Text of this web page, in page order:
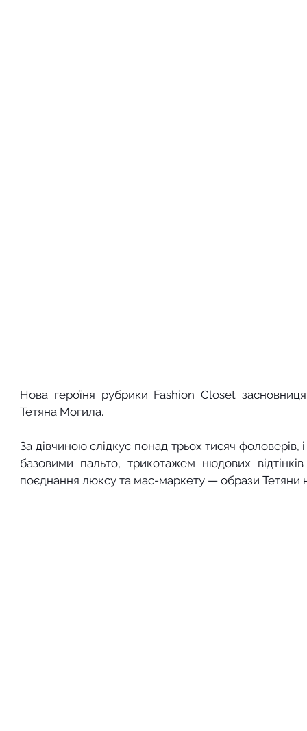
Нова героїня рубрики Fashion Closet
Тетяна Могила.
За дівчиною слідкує понад трьох тисяч
базовими пальто, трикотажем нюдових
поєднання люксу та мас-маркету — образи Тетяни